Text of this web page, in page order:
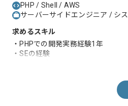
PHP / Shell / AWS
サーバーサイドエンジニア / シ
求めるスキル
・PHPでの開発実務経験1年
・SEの経験